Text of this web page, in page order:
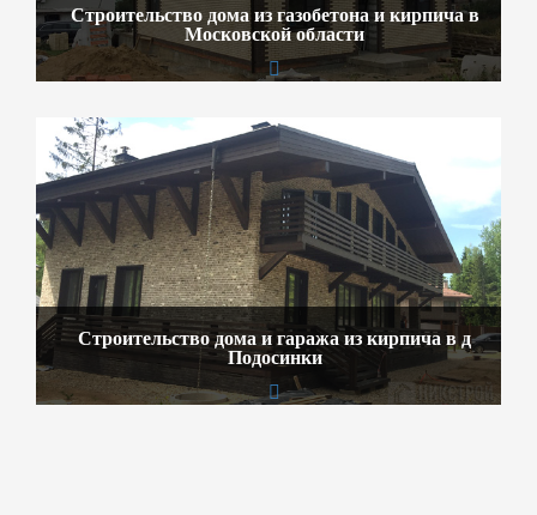
Строительство дома из газобетона и кирпича в
Московской области
Строительство дома и гаража из кирпича в д
Подосинки